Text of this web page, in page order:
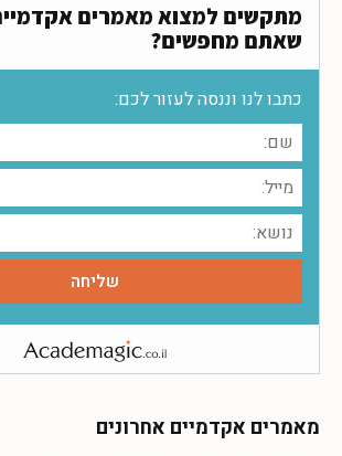
מתקשים למצוא מאמרים
שאתם מחפשים?
כתבו לנו וננסה לעזור לכם:
מאמרים אקדמיים אחרונים